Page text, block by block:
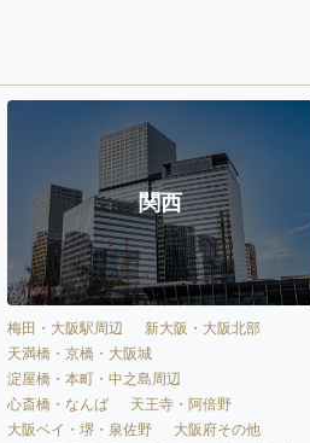
関西
梅田・大阪駅周辺
新大阪・大阪北部
天満橋・京橋・大阪城
淀屋橋・本町・中之島周辺
心斎橋・なんば
天王寺・阿倍野
大阪ベイ・堺・泉佐野
大阪府その他